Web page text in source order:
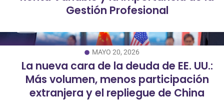
Gestión Profesional
MAYO 20, 2026
La nueva cara de la deuda de EE. UU.:
Más volumen, menos participación
extranjera y el repliegue de China